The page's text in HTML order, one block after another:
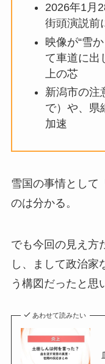
2026年1月
街頭演説前
映像が“雪
て車道に出
上の芯
新潟市の注
で）や、県
加速
雪国の事情として
のは分かる。
でも今回の見え方
し、まして政治家
う構図だったと思
あわせて読みたい